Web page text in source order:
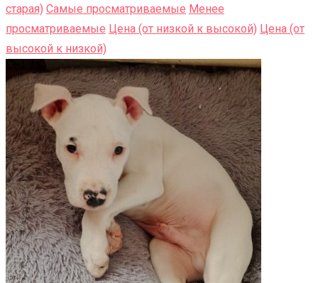
старая) Самые просматриваемые Менее
просматриваемые Цена (от низкой к высокой) Цена (от
высокой к низкой)